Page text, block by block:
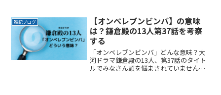
さぞお菓子好きの大谷選手も気にいった
商品なのでしょうね。一度ReadMore...
雑記ブログ
【オンベレブンビンバ】の意味
は？鎌倉殿の13人第37話を考察
する
「オンベレブンビンバ」どんな意味？大
河ドラマ鎌倉殿の13人、第37話のタイト
ルでみなさん頭を悩まされていません